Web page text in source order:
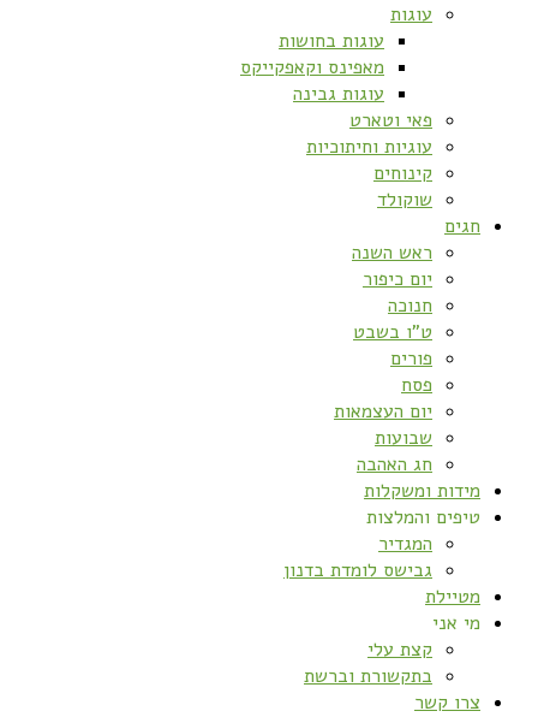
עוגות
עוגות בחושות
מאפינס וקאפקייקס
עוגות גבינה
פאי וטארט
עוגיות וחיתוכיות
קינוחים
שוקולד
חגים
ראש השנה
יום כיפור
חנוכה
ט”ו בשבט
פורים
פסח
יום העצמאות
שבועות
חג האהבה
מידות ומשקלות
טיפים והמלצות
המגדיר
גבישס לומדת בדנון
מטיילת
מי אני
קצת עלי
בתקשורת וברשת
צרו קשר